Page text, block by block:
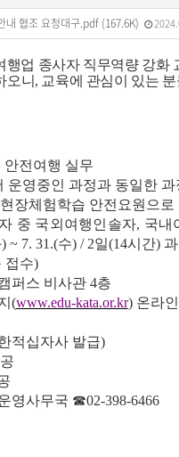
협조 요청대구.pdf (167.6K)
행업 종사자 직무역량 강화
오니 , 교육에 관심이 있는
안전여행 실무
운영중인 과정과 동일한
학습 안전요원으로
중 국외여행인솔자, 국내
) ~ 7. 31.(수) / 2일(14시간)
접수)
퍼스 비사관 4층
(www.edu-kata.or.kr) 온라
적십자사 발급)
영사무국 ☎02-398-6466